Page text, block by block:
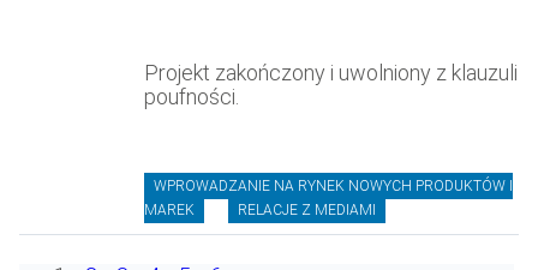
Projekt zakończony i uwolniony z klauzuli
poufności.
WPROWADZANIE NA RYNEK NOWYCH PRODUKTÓW I
MAREK
RELACJE Z MEDIAMI